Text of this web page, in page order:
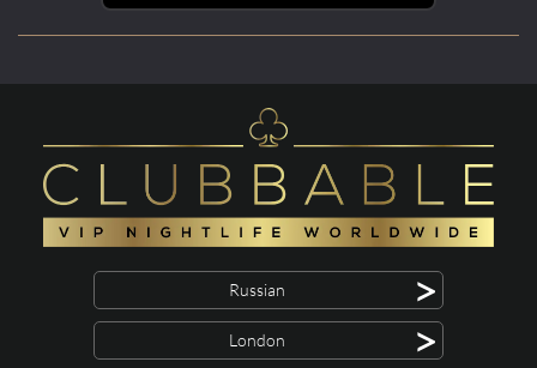
Russian >
London >